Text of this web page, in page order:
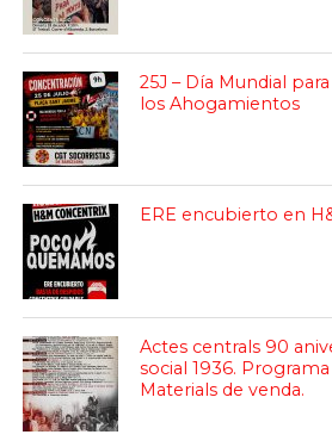
25J – Día Mundial
los Ahogamientos
ERE encubierto en
Actes centrals 90
social 1936.
Materials de venda.